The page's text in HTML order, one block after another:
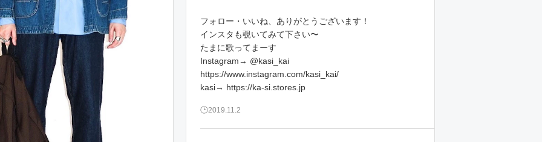
フォロー・いいね、ありがとうございます！
インスタも覗いてみて下さい〜
たまに歌ってまーす
Instagram→ @kasi_kai
https://www.instagram.com/kasi_kai/
kasi→ https://ka-si.stores.jp
2019.11.2